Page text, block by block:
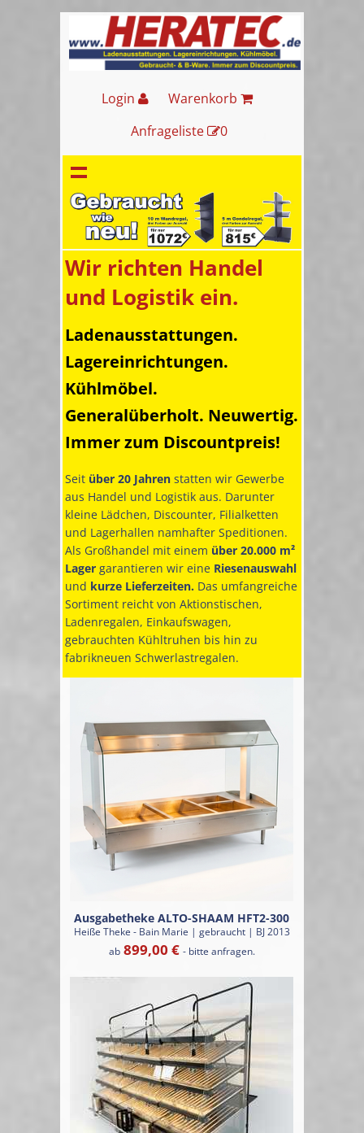
Login
Warenkorb
Anfrageliste
0
Wir richten Handel
und Logistik ein.
Ladenausstattungen.
Lagereinrichtungen.
Kühlmöbel.
Generalüberholt. Neuwertig.
Immer zum Discountpreis!
Seit über 20 Jahren statten wir Gewerbe
aus Handel und Logistik aus. Darunter
kleine Lädchen, Discounter, Filialketten
und Lagerhallen namhafter Speditionen.
Als Großhandel mit einem über 20.000 m²
Lager garantieren wir eine Riesenauswahl
und kurze Lieferzeiten. Das umfangreiche
Sortiment reicht von Aktionstischen,
Ladenregalen, Einkaufswagen,
gebrauchten Kühltruhen bis hin zu
fabrikneuen Schwerlastregalen.
Ausgabetheke ALTO-SHAAM HFT2-300
Heiße Theke - Bain Marie | gebraucht | BJ 2013
ab899,00 € - bitte anfragen.